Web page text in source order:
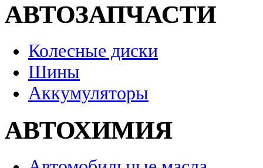
АВТОЗАПЧАСТИ
Колесные диски
Шины
Аккумуляторы
АВТОХИМИЯ